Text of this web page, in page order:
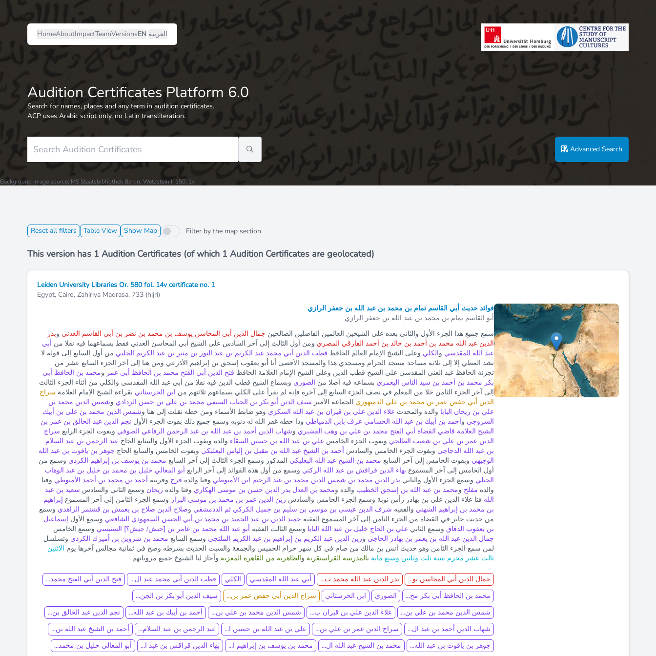
HomeAboutImpactTeamVersionsEN العربية
Audition Certificates Platform 6.0
Search for names, places and any term in audition certificates.
ACP uses Arabic script only, no Latin transliteration.
Advanced Search
Background image source: MS Staatsbibliothek Berlin, Wetzstein II 150, 1v
Reset all filters Table View Show Map Filter by the map section
This version has 1 Audition Certificates (of which 1 Audition Certificates are geolocated)
Leiden University Libraries Or. 580 fol. 14v certificate no. 1
Egypt, Cairo, Zahiriya Madrasa, 733 (hijri)
فوائد حديث أبي القاسم تمام بن محمد بن عبد الله بن جعفر الرازي
أبو القاسم تمام بن محمد بن عبد الله بن جعفر الرازي
سمع جميع هذا الجزء الأول والثاني بعده على الشيخين العالمين الفاضلين الصالحين جمال الدين أبي المحاسن يوسف بن محمد بن نصر بن أبي القاسم العدني وبدر
الدين عبد الله محمد بن أحمد بن خالد بن أحمد الفارقي المصري ومن أول الثالث إلى آخر السادس على الشيخ أبي المحاسن العدني فقط بسماعهما فيه نقلا من أبي
عبد الله المقدسي والكلي وعلى الشيخ الإمام العالم الحافظ قطب الدين أبي محمد عبد الكريم بن عبد النور بن منير بن عبد الكريم الحلبي من أول السابع إلى قوله لا
تشد المطي إلا إلى ثلاثة مساجد مسجد الحرام ومسجدي هذا والمسجد الأقصى أنا أبو يعقوب إسحق بن إبراهيم الأذرعي ومن هنا إلى آخر الجزء السابع عشر من
تجزئة الحافظ عبد الغني المقدسي على الشيخ قطب الدين وعلى الشيخ الإمام العلامة الحافظ فتح الدين أبي الفتح محمد بن الحافظ أبي عمر ومحمد بن الحافظ أبي
بكر محمد بن أحمد بن سيد الناس اليعمري بسماعه فيه أصلا من الصوري وبسماع الشيخ قطب الدين فيه نقلا من أبي عبد الله المقدسي والكلي من أثناء الجزء الثالث
إلى آخر الجزء الثامن خلا من المعلم في نصف الجزء السابع إلى آخره فإنه لم يقرأ على الكلي بسماعهم ثلاثتهم من ابن الحرستاني بقراءة الشيخ الإمام العلامة سراج
الدين أبي حفص عمر بن محمد بن علي الدمنهوري الجماعة الأمير سيف الدين أبو بكر بن الجناب السيفي محمد بن علي بن حسن الردادي وشمس الدين محمد بن
علي بن ريحان البابا والده والمحدث علاء الدين علي بن قيران بن عبد الله السكزي وهو ضابط الأسماء ومن خطه نقلت إلى هنا وشمس الدين محمد بن علي بن أيبك
السروجي وأحمد بن أيبك بن عبد الله الحسامي عرف بابن الدمياطي وذا خطه غفر الله له ذنوبه وسمع جميع ذلك بفوت الجزء الأول نجم الدين عبد الخالق بن عمر بن
الشيخ العلامة قاضي القضاة أبي الفتح محمد بن علي بن وهب القشيري وشهاب الدين أحمد بن عبد الله بن عبد الرحمن الرفاعي الصوفي وبفوت الجزء الرابع سراج
الدين عمر بن علي بن شعيب الطلحي وبفوت الجزء الخامس علي بن عبد الله بن حسين السقاء والده وبفوت الجزء الأول والسابع الحاج عبد الرحمن بن عبد السلام
بن عبد الله الدجاجي وبفوت الجزء الخامس والسادس أحمد بن الشيخ عبد الله بن مقبل بن إلياس البعلبكي وبفوت الخامس والسابع الحاج جوهر بن ياقوت بن عبد الله
الوجيهي وبفوت الخامس إلى آخر السابع محمد بن الشيخ عبد الله البعلبكي المذكور وسمع الجزء الثالث إلى آخر السابع محمد بن يوسف بن إبراهيم الكردي وسمع من
أول الخامس إلى آخر المسموع بهاء الدين قراقش بن عبد الله الركني وسمع من أول هذه الفوائد إلى آخر الرابع أبو المعالي خليل بن محمد بن خليل بن عبد الوهاب
الجيلي وسمع الجزء الأول والثاني بدر الدين محمد بن شمس الدين محمد بن عبد الرحيم ابن الأميوطي وفتا والده فرج وقريبه أحمد بن محمد بن أحمد الأميوطي وفتا
والده مفلح ومحمد بن عبد الله بن إسحق الخطيب والده ومحمد بن العدل بدر الدين حسن بن موسى الهكاري وفتا والده ريحان وسمع الثاني والسادس سعيد بن عبد
الله فتا علاء الدين علي بن بهادر رأس نوبة وسمع الجزء الخامس والسادس زين الدين عمر بن محمد بن موسى البزاز وسمع الجزء الثامن إلى آخر المسموع إبراهيم
بن محمد بن إبراهيم الشهني والفقيه شرف الدين عيسى بن موسى بن سليم بن جميل الكركي ثم الددمشقي وصلاح الدين صلاح بن يغمش بن قشتمر الزاهدي وسمع
من حديث جابر في القضاة من الجزء الثامن إلى آخر المسموع الفقيه حميد الدين بن عبد الحميد بن محمد بن أبي الحسن السمهودي الشافعي وسمع الأول إسماعيل
بن يعقوب الدقاق وسمع الثاني علي بن الحاج خليل بن عبد الله البابا وسمع الثالث الفقيه أبو عبد الله محمد بن عامر بن [حبش/ جيش؟] السنبسي وسمع الخامس
جمال الدين عبد الله بن يعمر بن بهادر الحاجي وزين الدين عبد الكريم بن إبراهيم بن عبد الكريم الملتجي وسمع السابع محمد بن شروين بن أميرك الكردي وتسلسل
لمن سمع الجزء الثامن وهو حديث أنس بن مالك من صام في كل شهر حرام الخميس والجمعة والسبت الحديث بشرطه وصح في ثمانية مجالس آخرها يوم الاثنين
ثالث عشر محرم سنة ثلث وثلثين وسبع ماية بالمدرسة القراسنقرية والظاهرية من القاهرة المعزية وأجاز لنا الشيوخ جميع مروياتهم
جمال الدين أبي المحاسن يو... بدر الدين عبد الله محمد ب... أبي عبد الله المقدسي الكلي قطب الدين أبي محمد عبد ال...
فتح الدين أبي الفتح محمد...
محمد بن الحافظ أبي بكر مح...
الصوري ابن الحرستاني سراج الدين أبي حفص عمر بن...
سيف الدين أبو بكر بن الجن...
شمس الدين محمد بن علي بن...
علاء الدين علي بن قيران ب... شمس الدين محمد بن علي بن... أحمد بن أيبك بن عبد الله...
نجم الدين عبد الخالق بن...
شهاب الدين أحمد بن عبد ال...
سراج الدين عمر بن علي بن... علي بن عبد الله بن حسين ا... عبد الرحمن بن عبد السلام...
أحمد بن الشيخ عبد الله بن...
جوهر بن ياقوت بن عبد الله...
محمد بن الشيخ عبد الله ال... محمد بن يوسف بن إبراهيم ا... بهاء الدين قراقش بن عبد ا... أبو المعالي خليل بن محمد...